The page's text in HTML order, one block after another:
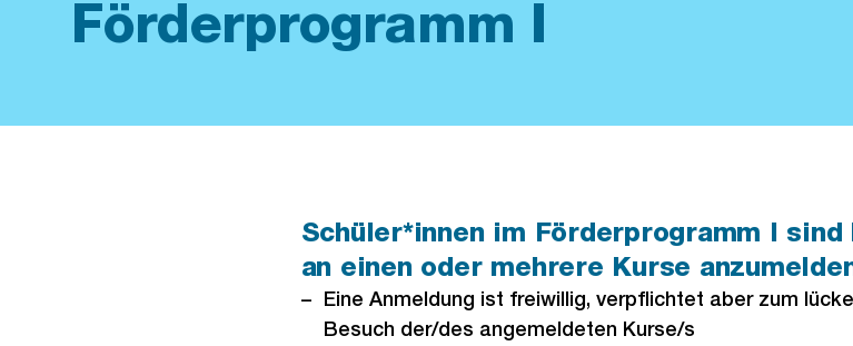
Förderprogramm I
Schüler*innen im Förderprogramm I
an einen oder mehrere Kurse
Eine Anmeldung ist freiwillig, verpflichtet aber zum
Besuch der/des angemeldeten Kurse/s